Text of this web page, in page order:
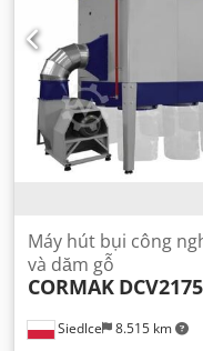
Siedlce 8.515 km
Máy hút bụi công
và dăm gỗ
CORMAK